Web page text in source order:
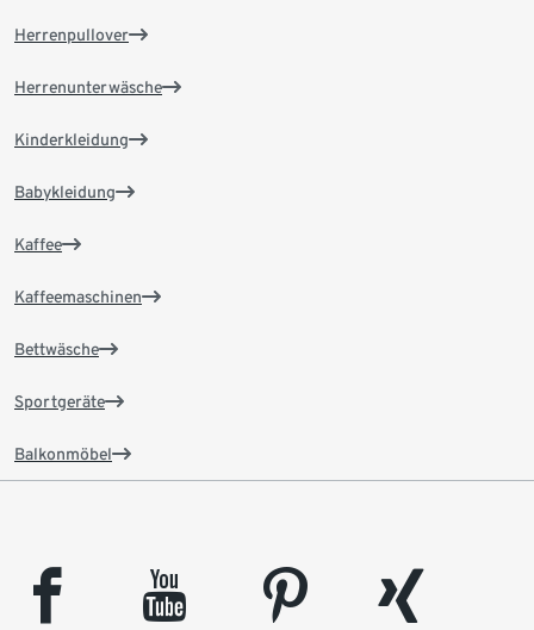
Herrenpullover
Herrenunterwäsche
Kinderkleidung
Babykleidung
Kaffee
Kaffeemaschinen
Bettwäsche
Sportgeräte
Balkonmöbel
facebook youtube pinterest
xing